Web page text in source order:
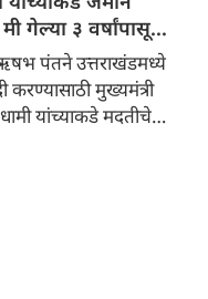
तुकाराम मुंडे यांनी
गेल्या ३ वर्षांपासून
पंतने उत्तराखंडमध्ये
करण्यासाठी मुख्यमंत्री
यांच्याकडे मदतीचे